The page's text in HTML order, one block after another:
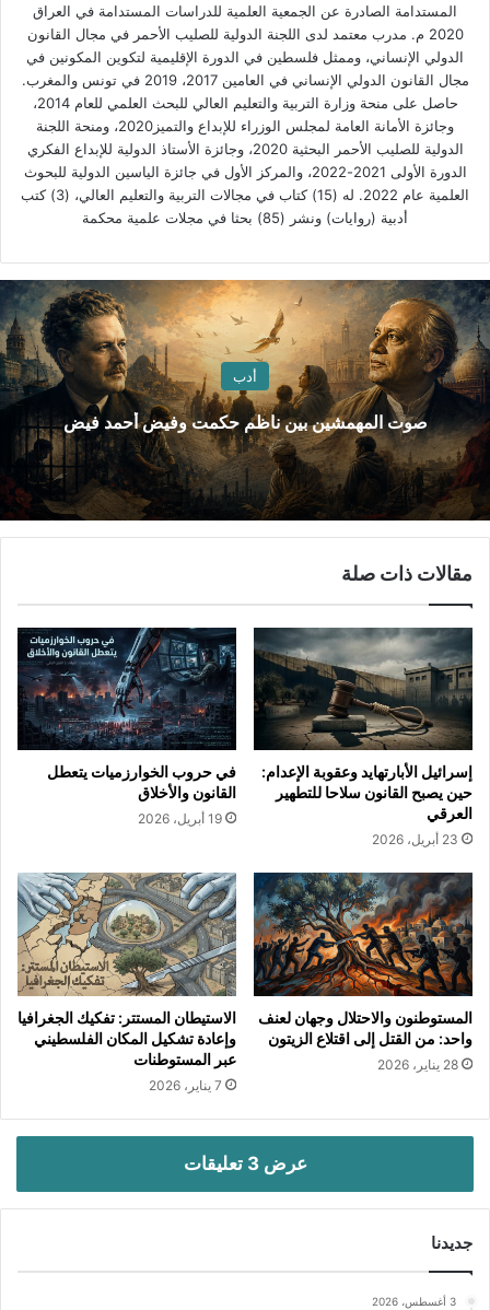
المستدامة الصادرة عن الجمعية العلمية للدراسات المستدامة في العراق
2020 م. مدرب معتمد لدى اللجنة الدولية للصليب الأحمر في مجال القانون
الدولي الإنساني، وممثل فلسطين في الدورة الإقليمية لتكوين المكونين في
مجال القانون الدولي الإنساني في العامين 2017، 2019 في تونس والمغرب.
حاصل على منحة وزارة التربية والتعليم العالي للبحث العلمي للعام 2014،
وجائزة الأمانة العامة لمجلس الوزراء للإبداع والتميز2020، ومنحة اللجنة
الدولية للصليب الأحمر البحثية 2020، وجائزة الأستاذ الدولية للإبداع الفكري
الدورة الأولى 2021-2022، والمركز الأول في جائزة الياسين الدولية للبحوث
العلمية عام 2022. له (15) كتاب في مجالات التربية والتعليم العالي، (3) كتب
أدبية (روايات) ونشر (85) بحثا في مجلات علمية محكمة
أدب
صوت المهمشين بين ناظم حكمت وفيض أحمد فيض
مقالات ذات صلة
إسرائيل الأبارتهايد وعقوبة الإعدام:
حين يصبح القانون سلاحا للتطهير
العرقي
23 أبريل، 2026
في حروب الخوارزميات يتعطل
القانون والأخلاق
19 أبريل، 2026
المستوطنون والاحتلال وجهان لعنف
واحد: من القتل إلى اقتلاع الزيتون
28 يناير، 2026
الاستيطان المستتر: تفكيك الجغرافيا
وإعادة تشكيل المكان الفلسطيني
عبر المستوطنات
7 يناير، 2026
عرض 3 تعليقات
جديدنا
3 أغسطس، 2026